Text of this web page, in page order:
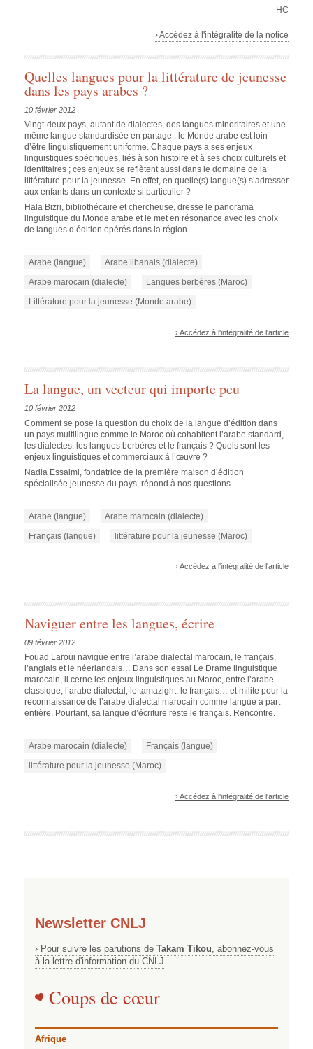
HC
› Accédez à l'intégralité de la notice
Quelles langues pour la littérature de jeunesse
dans les pays arabes ?
10 février 2012
Vingt-deux pays, autant de dialectes, des langues minoritaires et une
même langue standardisée en partage : le Monde arabe est loin
d’être linguistiquement uniforme. Chaque pays a ses enjeux
linguistiques spécifiques, liés à son histoire et à ses choix culturels et
identitaires ; ces enjeux se reflètent aussi dans le domaine de la
littérature pour la jeunesse. En effet, en quelle(s) langue(s) s’adresser
aux enfants dans un contexte si particulier ?
Hala Bizri, bibliothécaire et chercheuse, dresse le panorama
linguistique du Monde arabe et le met en résonance avec les choix
de langues d’édition opérés dans la région.
Arabe (langue)
Arabe libanais (dialecte)
Arabe marocain (dialecte)
Langues berbères (Maroc)
Littérature pour la jeunesse (Monde arabe)
› Accédez à l'intégralité de l'article
La langue, un vecteur qui importe peu
10 février 2012
Comment se pose la question du choix de la langue d’édition dans
un pays multilingue comme le Maroc où cohabitent l’arabe standard,
les dialectes, les langues berbères et le français ? Quels sont les
enjeux linguistiques et commerciaux à l’œuvre ?
Nadia Essalmi, fondatrice de la première maison d’édition
spécialisée jeunesse du pays, répond à nos questions.
Arabe (langue)
Arabe marocain (dialecte)
Français (langue)
littérature pour la jeunesse (Maroc)
› Accédez à l'intégralité de l'article
Naviguer entre les langues, écrire
09 février 2012
Fouad Laroui navigue entre l’arabe dialectal marocain, le français,
l’anglais et le néerlandais… Dans son essai Le Drame linguistique
marocain, il cerne les enjeux linguistiques au Maroc, entre l’arabe
classique, l’arabe dialectal, le tamazight, le français… et milite pour la
reconnaissance de l’arabe dialectal marocain comme langue à part
entière. Pourtant, sa langue d’écriture reste le français. Rencontre.
Arabe marocain (dialecte)
Français (langue)
littérature pour la jeunesse (Maroc)
› Accédez à l'intégralité de l'article
Newsletter CNLJ
› Pour suivre les parutions de Takam Tikou, abonnez-vous
à la lettre d'information du CNLJ
Coups de cœur
Afrique